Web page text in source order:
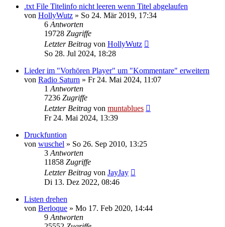
.txt File Titelinfo nicht leeren wenn Titel abgelaufen
von HollyWutz » So 24. Mär 2019, 17:34
6 Antworten
19728 Zugriffe
Letzter Beitrag von HollyWutz
So 28. Jul 2024, 18:28
Lieder im "Vorhören Player" um "Kommentare" erweitern
von Radio Saturn » Fr 24. Mai 2024, 11:07
1 Antworten
7236 Zugriffe
Letzter Beitrag von muntablues
Fr 24. Mai 2024, 13:39
Druckfuntion
von wuschel » So 26. Sep 2010, 13:25
3 Antworten
11858 Zugriffe
Letzter Beitrag von JayJay
Di 13. Dez 2022, 08:46
Listen drehen
von Berloque » Mo 17. Feb 2020, 14:44
9 Antworten